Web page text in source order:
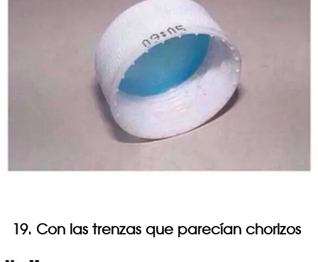
19. Con las trenzas que parecían chorizos